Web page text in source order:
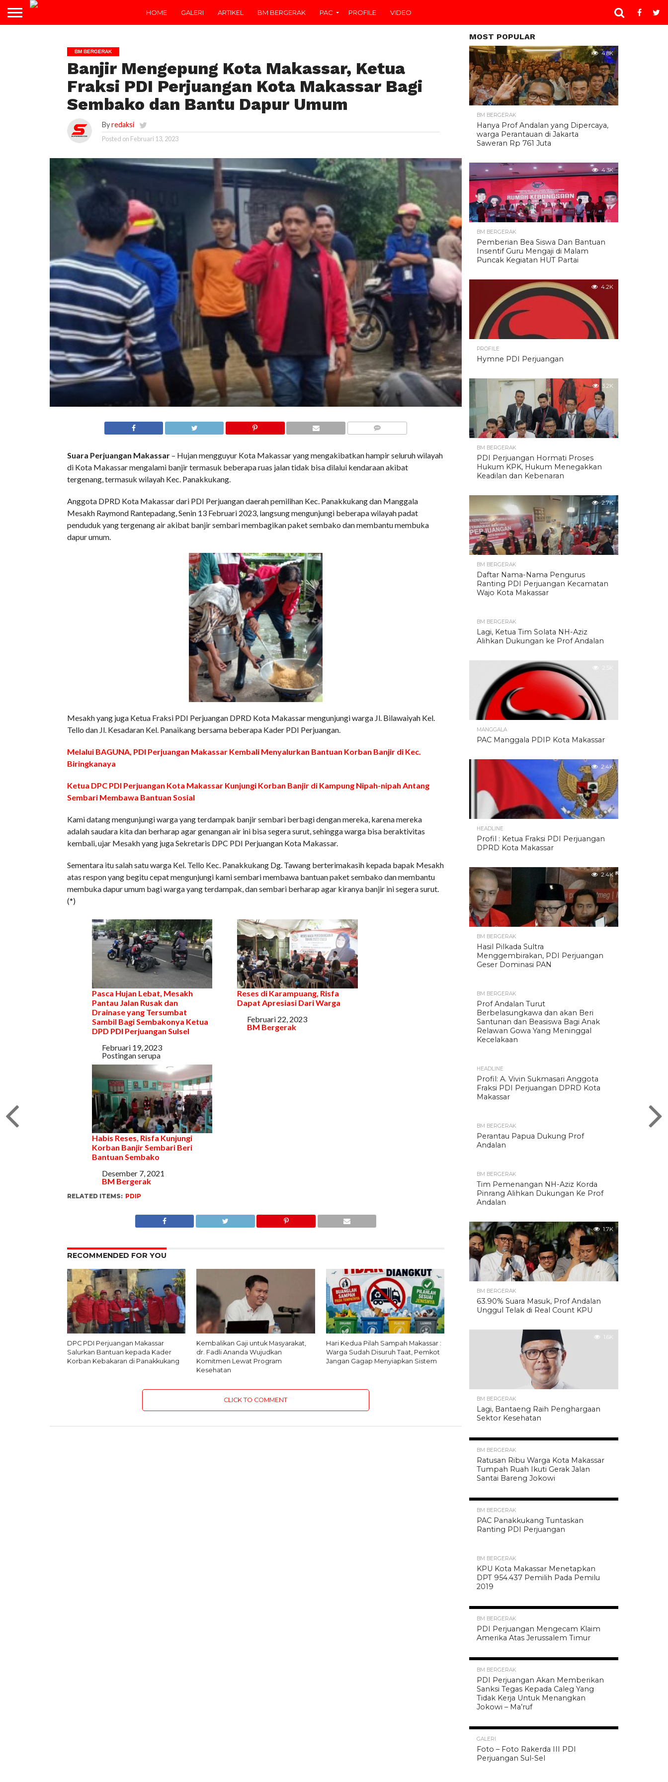
HOME GALERI ARTIKEL BM BERGERAK PAC PROFILE VIDEO
BM BERGERAK
Banjir Mengepung Kota Makassar, Ketua
Fraksi PDI Perjuangan Kota Makassar Bagi
Sembako dan Bantu Dapur Umum
Byredaksi
Posted on Februari 13, 2023
Suara Perjuangan Makassar – Hujan mengguyur Kota Makassar yang mengakibatkan hampir seluruh wilayah
di Kota Makassar mengalami banjir termasuk beberapa ruas jalan tidak bisa dilalui kendaraan akibat
tergenang, termasuk wilayah Kec. Panakkukang.
Anggota DPRD Kota Makassar dari PDI Perjuangan daerah pemilihan Kec. Panakkukang dan Manggala
Mesakh Raymond Rantepadang, Senin 13 Februari 2023, langsung mengunjungi beberapa wilayah padat
penduduk yang tergenang air akibat banjir sembari membagikan paket sembako dan membantu membuka
dapur umum.
Mesakh yang juga Ketua Fraksi PDI Perjuangan DPRD Kota Makassar mengunjungi warga Jl. Bilawaiyah Kel.
Tello dan Jl. Kesadaran Kel. Panaikang bersama beberapa Kader PDI Perjuangan.
Melalui BAGUNA, PDI Perjuangan Makassar Kembali Menyalurkan Bantuan Korban Banjir di Kec.
Biringkanaya
Ketua DPC PDI Perjuangan Kota Makassar Kunjungi Korban Banjir di Kampung Nipah-nipah Antang
Sembari Membawa Bantuan Sosial
Kami datang mengunjungi warga yang terdampak banjir sembari berbagi dengan mereka, karena mereka
adalah saudara kita dan berharap agar genangan air ini bisa segera surut, sehingga warga bisa beraktivitas
kembali, ujar Mesakh yang juga Sekretaris DPC PDI Perjuangan Kota Makassar.
Sementara itu salah satu warga Kel. Tello Kec. Panakkukang Dg. Tawang berterimakasih kepada bapak Mesakh
atas respon yang begitu cepat mengunjungi kami sembari membawa bantuan paket sembako dan membantu
membuka dapur umum bagi warga yang terdampak, dan sembari berharap agar kiranya banjir ini segera surut.
(*)
Pasca Hujan Lebat, Mesakh
Pantau Jalan Rusak dan
Drainase yang Tersumbat
Sambil Bagi Sembakonya Ketua
DPD PDI Perjuangan Sulsel
Tanggal
Februari 19, 2023
Sehubungan dengan
Postingan serupa
Reses di Karampuang, Risfa
Dapat Apresiasi Dari Warga
Tanggal
Februari 22, 2023
Sehubungan dengan
BM Bergerak
Habis Reses, Risfa Kunjungi
Korban Banjir Sembari Beri
Bantuan Sembako
Tanggal
Desember 7, 2021
Sehubungan dengan
BM Bergerak
RELATED ITEMS: PDIP
RECOMMENDED FOR YOU
DPC PDI Perjuangan Makassar
Salurkan Bantuan kepada Kader
Korban Kebakaran di Panakkukang
Kembalikan Gaji untuk Masyarakat,
dr. Fadli Ananda Wujudkan
Komitmen Lewat Program
Kesehatan
Hari Kedua Pilah Sampah Makassar :
Warga Sudah Disuruh Taat, Pemkot
Jangan Gagap Menyiapkan Sistem
CLICK TO COMMENT
MOST POPULAR
4.8K
BM BERGERAK
Hanya Prof Andalan yang Dipercaya,
warga Perantauan di Jakarta
Saweran Rp 761 Juta
4.3K
BM BERGERAK
Pemberian Bea Siswa Dan Bantuan
Insentif Guru Mengaji di Malam
Puncak Kegiatan HUT Partai
4.2K
PROFILE
Hymne PDI Perjuangan
3.2K
BM BERGERAK
PDI Perjuangan Hormati Proses
Hukum KPK, Hukum Menegakkan
Keadilan dan Kebenaran
2.7K
BM BERGERAK
Daftar Nama-Nama Pengurus
Ranting PDI Perjuangan Kecamatan
Wajo Kota Makassar
BM BERGERAK
Lagi, Ketua Tim Solata NH-Aziz
Alihkan Dukungan ke Prof Andalan
2.5K
MANGGALA
PAC Manggala PDIP Kota Makassar
2.4K
HEADLINE
Profil : Ketua Fraksi PDI Perjuangan
DPRD Kota Makassar
2.4K
BM BERGERAK
Hasil Pilkada Sultra
Menggembirakan, PDI Perjuangan
Geser Dominasi PAN
BM BERGERAK
Prof Andalan Turut
Berbelasungkawa dan akan Beri
Santunan dan Beasiswa Bagi Anak
Relawan Gowa Yang Meninggal
Kecelakaan
HEADLINE
Profil: A. Vivin Sukmasari Anggota
Fraksi PDI Perjuangan DPRD Kota
Makassar
BM BERGERAK
Perantau Papua Dukung Prof
Andalan
BM BERGERAK
Tim Pemenangan NH-Aziz Korda
Pinrang Alihkan Dukungan Ke Prof
Andalan
1.7K
BM BERGERAK
63.90% Suara Masuk, Prof Andalan
Unggul Telak di Real Count KPU
1.6K
BM BERGERAK
Lagi, Bantaeng Raih Penghargaan
Sektor Kesehatan
BM BERGERAK
Ratusan Ribu Warga Kota Makassar
Tumpah Ruah Ikuti Gerak Jalan
Santai Bareng Jokowi
BM BERGERAK
PAC Panakkukang Tuntaskan
Ranting PDI Perjuangan
BM BERGERAK
KPU Kota Makassar Menetapkan
DPT 954.437 Pemilih Pada Pemilu
2019
BM BERGERAK
PDI Perjuangan Mengecam Klaim
Amerika Atas Jerussalem Timur
BM BERGERAK
PDI Perjuangan Akan Memberikan
Sanksi Tegas Kepada Caleg Yang
Tidak Kerja Untuk Menangkan
Jokowi – Ma’ruf
GALERI
Foto – Foto Rakerda III PDI
Perjuangan Sul-Sel